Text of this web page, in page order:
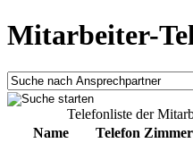
Mitarbeiter-
Telefonliste der
Name
Telefon Zimmer